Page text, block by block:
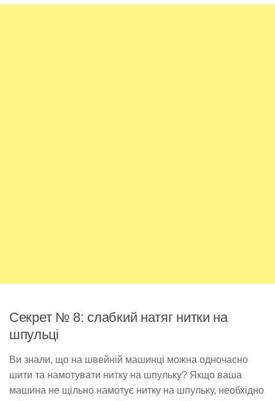
Секрет № 8: слабкий натяг нитки на
шпульці
Ви знали, що на швейній машинці можна одночасно
шити та намотувати нитку на шпульку? Якщо ваша
машина не щільно намотує нитку на шпульку, необхідно